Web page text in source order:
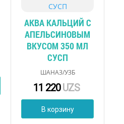
АКВА КАЛЬЦИЙ С
АПЕЛЬСИНОВЫМ
ВКУСОМ 350 МЛ
СУСП
ШАНАЗ/УЗБ
11 220UZS
В корзину